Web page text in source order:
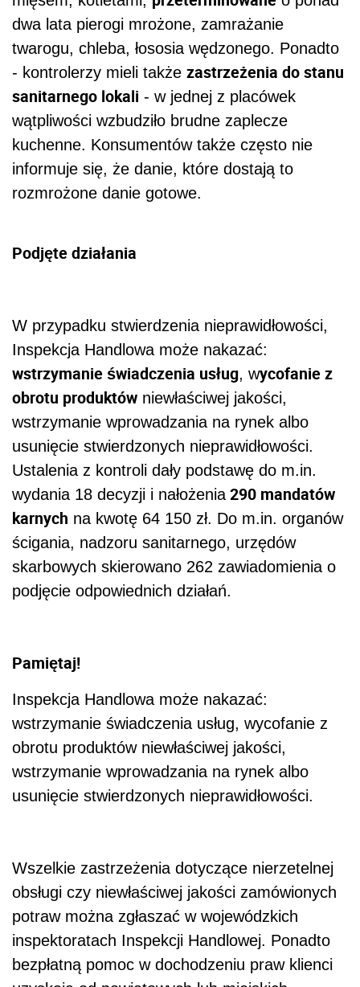
dwa lata pierogi mrożone, zamrażanie
twarogu, chleba, łososia wędzonego. Ponadto
- kontrolerzy mieli także zastrzeżenia do stanu
sanitarnego lokali - w jednej z placówek
wątpliwości wzbudziło brudne zaplecze
kuchenne. Konsumentów także często nie
informuje się, że danie, które dostają to
rozmrożone danie gotowe.
Podjęte działania
W przypadku stwierdzenia nieprawidłowości,
Inspekcja Handlowa może nakazać:
wstrzymanie świadczenia usług, wycofanie z
obrotu produktów niewłaściwej jakości,
wstrzymanie wprowadzania na rynek albo
usunięcie stwierdzonych nieprawidłowości.
Ustalenia z kontroli dały podstawę do m.in.
wydania 18 decyzji i nałożenia290 mandatów
karnych na kwotę 64 150 zł. Do m.in. organów
ścigania, nadzoru sanitarnego, urzędów
skarbowych skierowano 262 zawiadomienia o
podjęcie odpowiednich działań.
Pamiętaj!
Inspekcja Handlowa może nakazać:
wstrzymanie świadczenia usług, wycofanie z
obrotu produktów niewłaściwej jakości,
wstrzymanie wprowadzania na rynek albo
usunięcie stwierdzonych nieprawidłowości.
Wszelkie zastrzeżenia dotyczące nierzetelnej
obsługi czy niewłaściwej jakości zamówionych
potraw można zgłaszać w wojewódzkich
inspektoratach Inspekcji Handlowej. Ponadto
bezpłatną pomoc w dochodzeniu praw klienci